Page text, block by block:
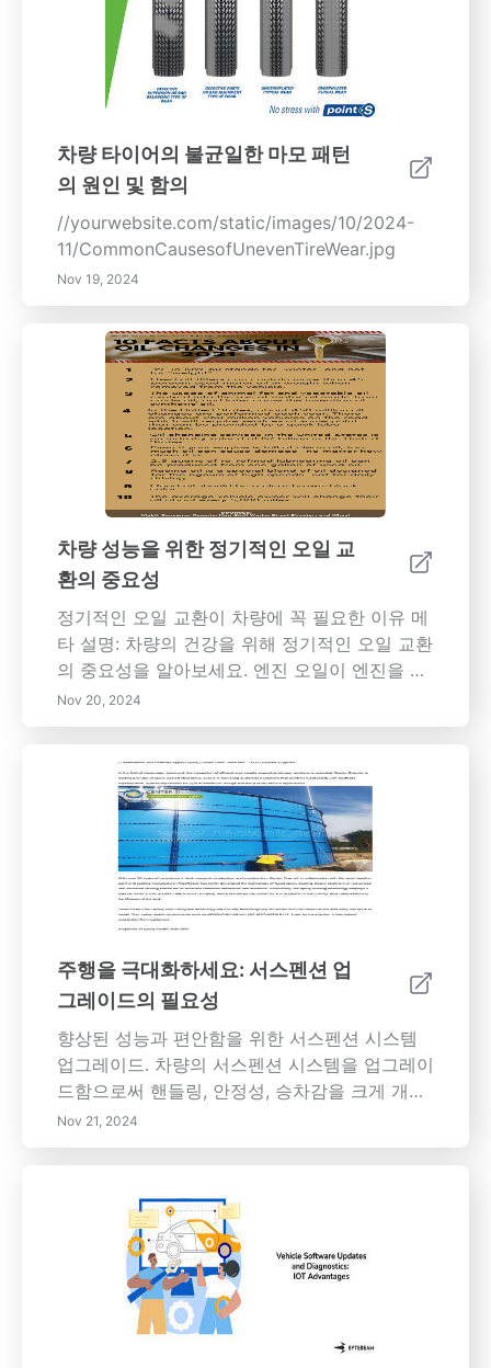
을 이해하면 잠재적인 문제를 식별하고 적시에
회전을 계획하는 데 도움이 됩니다. 불균형한 마
모는 차량의 성능과 안전성을 위협할 수 있으므
로 정기적인 유지 관리가 매우 중요합니다. 타이
어를 주기적으로 회전시킴으로써 수명을 연장하
고 연료 효율성을 개선하며 전반적인 주행 안전
성을 높일 수 있습니다. 잘 유지된 타이어는 접지
력 손실과 제동 거리를 줄여 보다 부드럽고 안전
한 주행을 제공합니다. 정기적인 회전은 교체 비
용을 절감할 수 있는 경제적인 투자일 뿐만 아니
라 제조업체 보증 조건을 준수할 수 있도록 보장
합니다. 이 포괄적인 가이드에서는 타이어 회전
의 이점에 대해 살펴보겠습니다. - 타이어 마모
패턴 이해하기 - 정기적인 회전의 경제적 장점 -
적절한 유지 관리를 통한 안전성 및 편안함 향상
- 타이어 회전이 차량 성능 및 내구성에 미치는
영향 타이어를 최상의 상태로 유지하여 경제적
및 생태적 이점을 누리는 방법을 알아보세요.
차량 타이어의 불균일한 마모 패턴
의 원인 및 함의
//yourwebsite.com/static/images/10/2024-
11/CommonCausesofUnevenTireWear.jpg
Nov 19, 2024
차량 성능을 위한 정기적인 오일 교
환의 중요성
정기적인 오일 교환이 차량에 꼭 필요한 이유 메
타 설명: 차량의 건강을 위해 정기적인 오일 교환
의 중요성을 알아보세요. 엔진 오일이 엔진을 윤
활, 냉각, 청소하고 손상을 방지하며 연료 효율성
을 향상시키는 방법을 알아보세요. 엔진 수명을
리의 종합 가이드에서 탐색하세요. 내용 개요: 정
기적인 오일 교환은 차량의 성능과 수명을 유지
하는 데 매우 중요합니다. 엔진 오일은 움직이는
부품을 윤활하고 마찰을 줄이며 엔진을 냉각하
여 과열을 방지합니다. 오일 교환을 소홀히 하면
엔진 손상, 연료 효율성 저하 및 비싼 수리 비용
이 발생할 수 있습니다. 엔진 오일을 깨끗하게 유
지하면 최적의 성능을 보장하고 자동차를 보호
할 뿐만 아니라 중고차 가치를 높입니다. 얼마나
자주 오일을 교환해야 하는지, 오일 교환이 필요
할 신호, DIY 또는 전문가에게 맡길지를 알아보
세요. 필수 유지 보수 팁으로 차량의 건강을 우선
시하세요.
Nov 20, 2024
주행을 극대화하세요: 서스펜션 업
그레이드의 필요성
향상된 성능과 편안함을 위한 서스펜션 시스템
업그레이드. 차량의 서스펜션 시스템을 업그레이
드함으로써 핸들링, 안정성, 승차감을 크게 개선
하는 이점을 탐색하세요. 이 종합 가이드는 향상
된 코너링 성능, 더 부드러운 승차 경험, 주행 중
니다. 맞춤형 서스펜션 세팅이 어떻게 당신의 주
행 경험을 조정하여 날카로운 코너를 돌거나 무
거운 물건을 견인할 때 정확한 조향과 더 나은 제
어를 가능하게 하는지를 배우세요. 첨단 서스펜
션 부품에 투자하여 연료 효율성을 높이고 차량
의 재판매 가치를 증가시킬 수 있는 방법을 알아
보세요. 성능과 편안함에서 고품질 서스펜션 업
Nov 21, 2024